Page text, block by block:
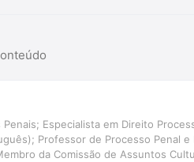
Especialista em Direito
Professor de Processo Penal
da Comissão de Assuntos